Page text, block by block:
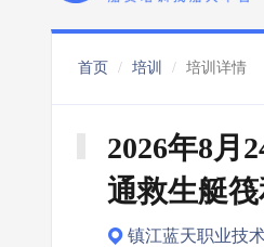
首页 培训 培训详情
2026年8月
通救生艇
镇江蓝天职业技